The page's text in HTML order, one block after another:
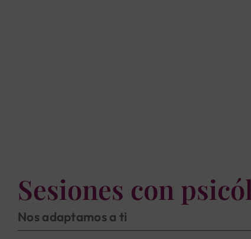
Sesiones con
Nos adaptamos a ti